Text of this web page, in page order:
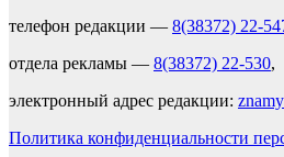
телефон редакции — 8(38372) 22-
отдела рекламы — 8(38372) 22-530,
электронный адрес редакции:
Политика конфиденциальности